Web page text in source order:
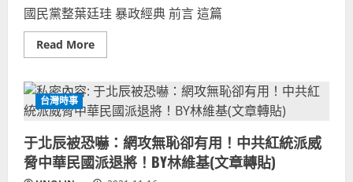
政
治
歌
曲
MV
最
完
整
錄
盤
點
蔡
英
文
817
萬
國
民
黨
韓
國
瑜,
韓
粉
崩
國民黨整葉廷珪 暴政經典 前言 這篇
Read MoreRead
more
寬
恆
林
靜
台
中
立
台灣時事
于北辰被恐嚇：網攻無恥卻有用！中共紅統派威
脅中華民國派退將！BY林維基(文章轉貼)